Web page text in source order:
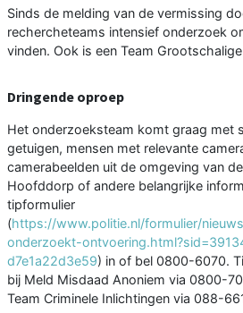
Sinds de melding van de vermissing
rechercheteams intensief onderzoek
vinden. Ook is een Team
Dringende oproep
Het onderzoeksteam komt graag met
getuigen, mensen met relevante
camerabeelden uit de omgeving van
Hoofddorp of andere belangrijke
tipformulier
(https://www.politie.nl/formulier/
onderzoekt-
d7e1a22d3e59) in of bel 0800-6070.
bij Meld Misdaad Anoniem via 0800-
Team Criminele Inlichtingen via 088-